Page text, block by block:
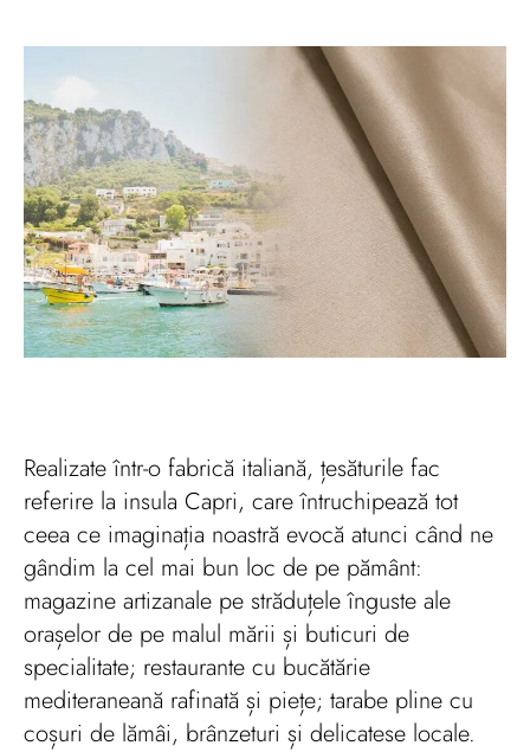
Realizate într-o fabrică italiană, țesăturile fac
referire la insula Capri, care întruchipează tot
ceea ce imaginația noastră evocă atunci când ne
gândim la cel mai bun loc de pe pământ:
magazine artizanale pe străduțele înguste ale
orașelor de pe malul mării și buticuri de
specialitate; restaurante cu bucătărie
mediteraneană rafinată și piețe; tarabe pline cu
coșuri de lămâi, brânzeturi și delicatese locale.